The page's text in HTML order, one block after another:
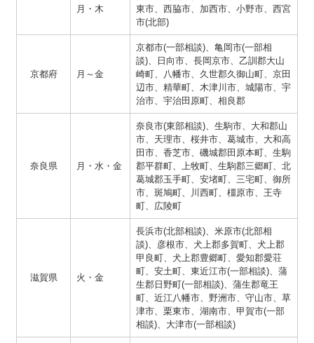
月・木
東市、西脇市、加西市、小野市、西宮
市(北部)
京都府 月～金
京都市(一部相談)、亀岡市(一部相
談)、日向市、長岡京市、乙訓郡大山
崎町、八幡市、久世郡久御山町、京田
辺市、精華町、木津川市、城陽市、宇
治市、宇治田原町、相良郡
奈良県 月・水・金
奈良市(東部相談)、生駒市、大和郡山
市、天理市、桜井市、葛城市、大和高
田市、香芝市、磯城郡田原本町、生駒
郡平群町、上牧町、生駒郡三郷町、北
葛城郡玉手町、安堵町、三宅町、御所
市、斑鳩町、川西町、橿原市、王寺
町、広陵町
滋賀県 火・金
長浜市(北部相談)、米原市(北部相
談)、彦根市、犬上郡多賀町、犬上郡
甲良町、犬上郡豊郷町、愛知郡愛荘
町、安土町、東近江市(一部相談)、蒲
生郡日野町(一部相談)、蒲生郡竜王
町、近江八幡市、野洲市、守山市、草
津市、栗東市、湖南市、甲賀市(一部
相談)、大津市(一部相談)